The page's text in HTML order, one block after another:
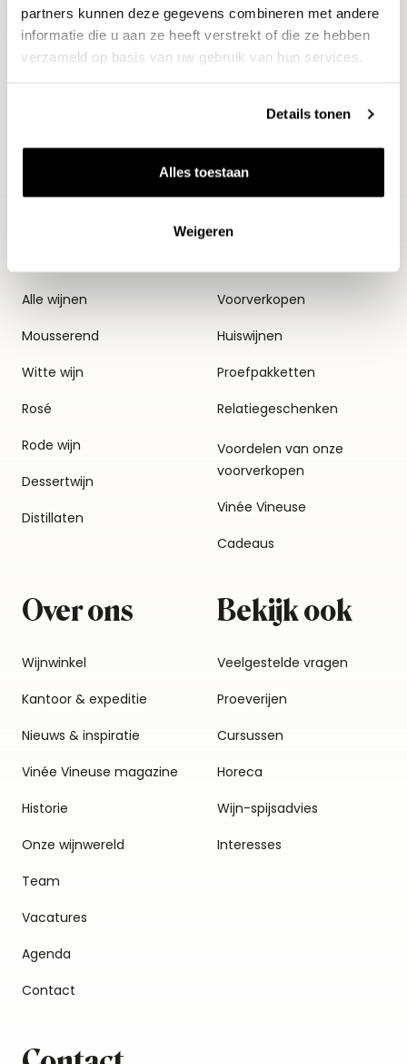
partners kunnen deze gegevens combineren met andere
informatie die u aan ze heeft verstrekt of die ze hebben
verzameld op basis van uw gebruik van hun services.
Details tonen
Alles toestaan
Weigeren
Aanmelden
Alle wijnen
Mousserend
Witte wijn
Rosé
Rode wijn
Dessertwijn
Distillaten
Thema's
Voorverkopen
Huiswijnen
Proefpakketten
Relatiegeschenken
Voordelen van onze
voorverkopen
Vinée Vineuse
Cadeaus
Over ons
Wijnwinkel
Kantoor & expeditie
Nieuws & inspiratie
Vinée Vineuse magazine
Historie
Onze wijnwereld
Team
Vacatures
Agenda
Contact
Bekijk ook
Veelgestelde vragen
Proeverijen
Cursussen
Horeca
Wijn-spijsadvies
Interesses